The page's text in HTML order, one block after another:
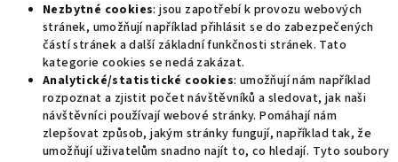
Nezbytné cookies: jsou zapotřebí k provozu webových
stránek, umožňují například přihlásit se do zabezpečených
částí stránek a další základní funkčnosti stránek. Tato
kategorie cookies se nedá zakázat.
Analytické/statistické cookies: umožňují nám například
rozpoznat a zjistit počet návštěvníků a sledovat, jak naši
návštěvníci používají webové stránky. Pomáhají nám
zlepšovat způsob, jakým stránky fungují, například tak, že
umožňují uživatelům snadno najít to, co hledají. Tyto soubory